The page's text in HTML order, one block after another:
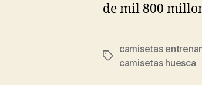
de mil 800
Etiquetas
camisetas
camisetas huesca